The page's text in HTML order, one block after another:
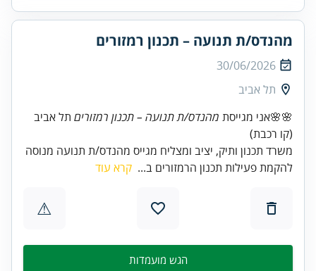
מהנדס/ת תנועה – תכנון רמזורים
30/06/2026
תל אביב
🌸🌸אני מגייסת מהנדס/ת תנועה – תכנון רמזורים תל אביב
(קו רכבת)
משרד תכנון ותיק, יציב ומצליח מגייס מהנדס/ת תנועה מנוסה
להקמת פעילות תכנון הרמזורים ב... קרא עוד
⚠
הגש מועמדות